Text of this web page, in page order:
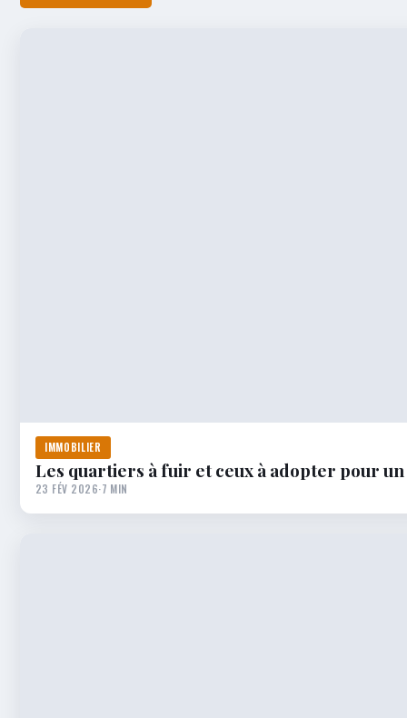
IMMOBILIER
Les quartiers à fuir et ceux à adopter pour
23 FÉV 2026·7 MIN